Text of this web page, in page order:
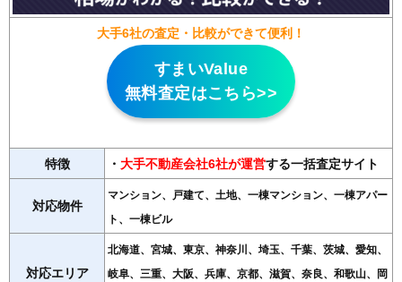
大手6社の査定・比較ができて便利！
すまいValue
無料査定はこちら>>
特徴 ・ 大手不動産会社6社が運営する一括査定サイト
対応物件
マンション、戸建て、土地、一棟マンション、一棟アパー
ト、一棟ビル
対応エリア
北海道、宮城、東京、神奈川、埼玉、千葉、茨城、愛知、
岐阜、三重、大阪、兵庫、京都、滋賀、奈良、和歌山、岡